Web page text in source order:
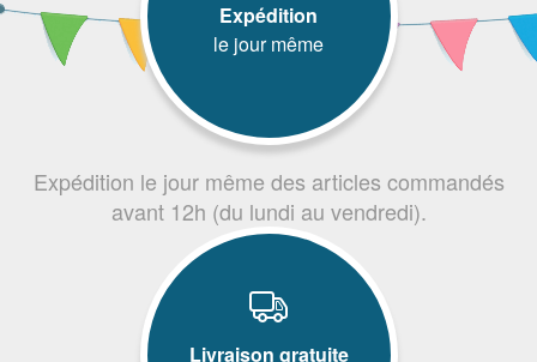
Expédition
le jour même
Expédition le jour même des articles commandés
avant 12h (du lundi au vendredi).
Livraison gratuite